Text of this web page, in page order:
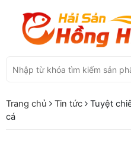
Trang chủ Tin tức
Tuyệt
cá